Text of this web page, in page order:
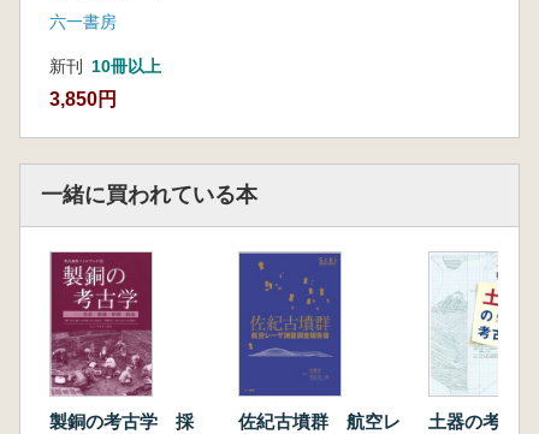
が本書である。
り成す歴史や文化、言語、風習などを基底に巨
大かつ複雑な文化を形成し、国力とする。中国
で言えば、中華文化がそれにあてはまる。今
後、国際交流が進行し、日本に憧れたより多く
の海外の人が日本に居住するようになれば、日
ることは疑いない。その際、日本は多民族から
なる多文化国家の道を歩むのか、あるいはいつ
かのように単一民族論を再提唱するのか。我々
日本人の叡智が試されている。(筆者紹介文よ
り)
六一書房
新刊 10冊以上
3,850円
一緒に買われている本
製銅の考古学 採
佐紀古墳群 航空レ
土器の考古学